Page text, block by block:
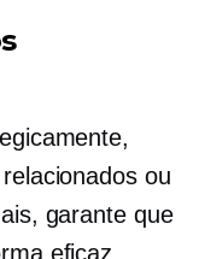
ou
garante que
eficaz.